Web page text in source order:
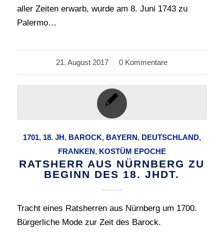
aller Zeiten erwarb, wurde am 8. Juni 1743 zu
Palermo…
21. August 2017
/ 0 Kommentare
1701, 18. JH, BAROCK, BAYERN, DEUTSCHLAND,
FRANKEN, KOSTÜM EPOCHE
RATSHERR AUS NÜRNBERG ZU
BEGINN DES 18. JHDT.
Tracht eines Ratsherren aus Nürnberg um 1700.
Bürgerliche Mode zur Zeit des Barock.